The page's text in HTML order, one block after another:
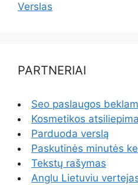
Verslas
PARTNERIAI
Seo paslaugos
Kosmetikos
Parduoda verslą
Paskutinės minutės
Tekstų rašymas
Anglu Lietuviu